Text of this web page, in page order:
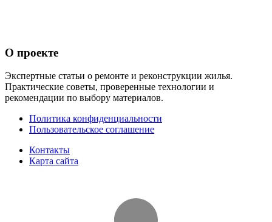
О проекте
Экспертные статьи о ремонте и реконструкции жилья.
Практические советы, проверенные технологии и
рекомендации по выбору материалов.
Политика конфиденциальности
Пользовательское соглашение
Контакты
Карта сайта